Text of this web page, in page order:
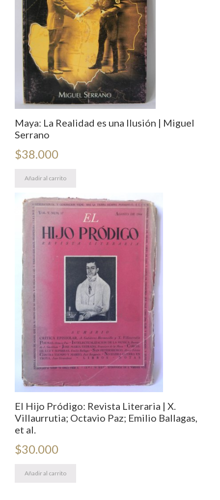
Maya: La Realidad es una Ilusión | Miguel
Serrano
$38.000
Añadir al carrito
El Hijo Pródigo: Revista Literaria | X.
Villaurrutia; Octavio Paz; Emilio Ballagas,
et al.
$30.000
Añadir al carrito